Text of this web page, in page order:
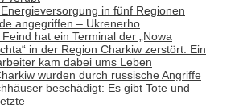
in fünf Regionen
angegriffen – Ukrenerho
Feind hat ein Terminal der „Nowa
in der Region Charkiw zerstört: Ein
kam dabei ums Leben
wurden durch russische Angriffe
beschädigt: Es gibt Tote und